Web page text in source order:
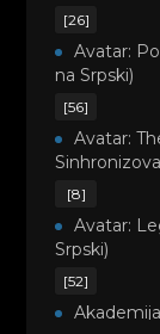
[26]
Avatar:
na Srpski)
[56]
Avatar:
[8]
Avatar:
Srpski)
[52]